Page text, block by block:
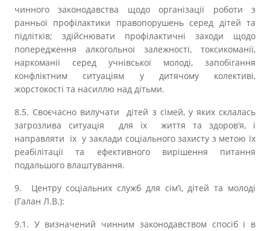
чинного законодавства щодо організації роботи з
ранньої профілактики правопорушень серед дітей та
підлітків; здійснювати профілактичні заходи щодо
попередження алкогольної залежності, токсикоманії,
наркоманії серед учнівської молоді, запобігання
конфліктним ситуаціям у дитячому колективі,
жорстокості та насиллю над дітьми.
8.5. Своєчасно вилучати дітей з сімей, у яких склалась
загрозлива ситуація для їх життя та здоров’я, і
направляти їх у заклади соціального захисту з метою їх
реабілітації та ефективного вирішення питання
подальшого влаштування.
9. Центру соціальних служб для сім’ї, дітей та молоді
(Галан Л.В.):
9.1. У визначений чинним законодавством спосіб і в